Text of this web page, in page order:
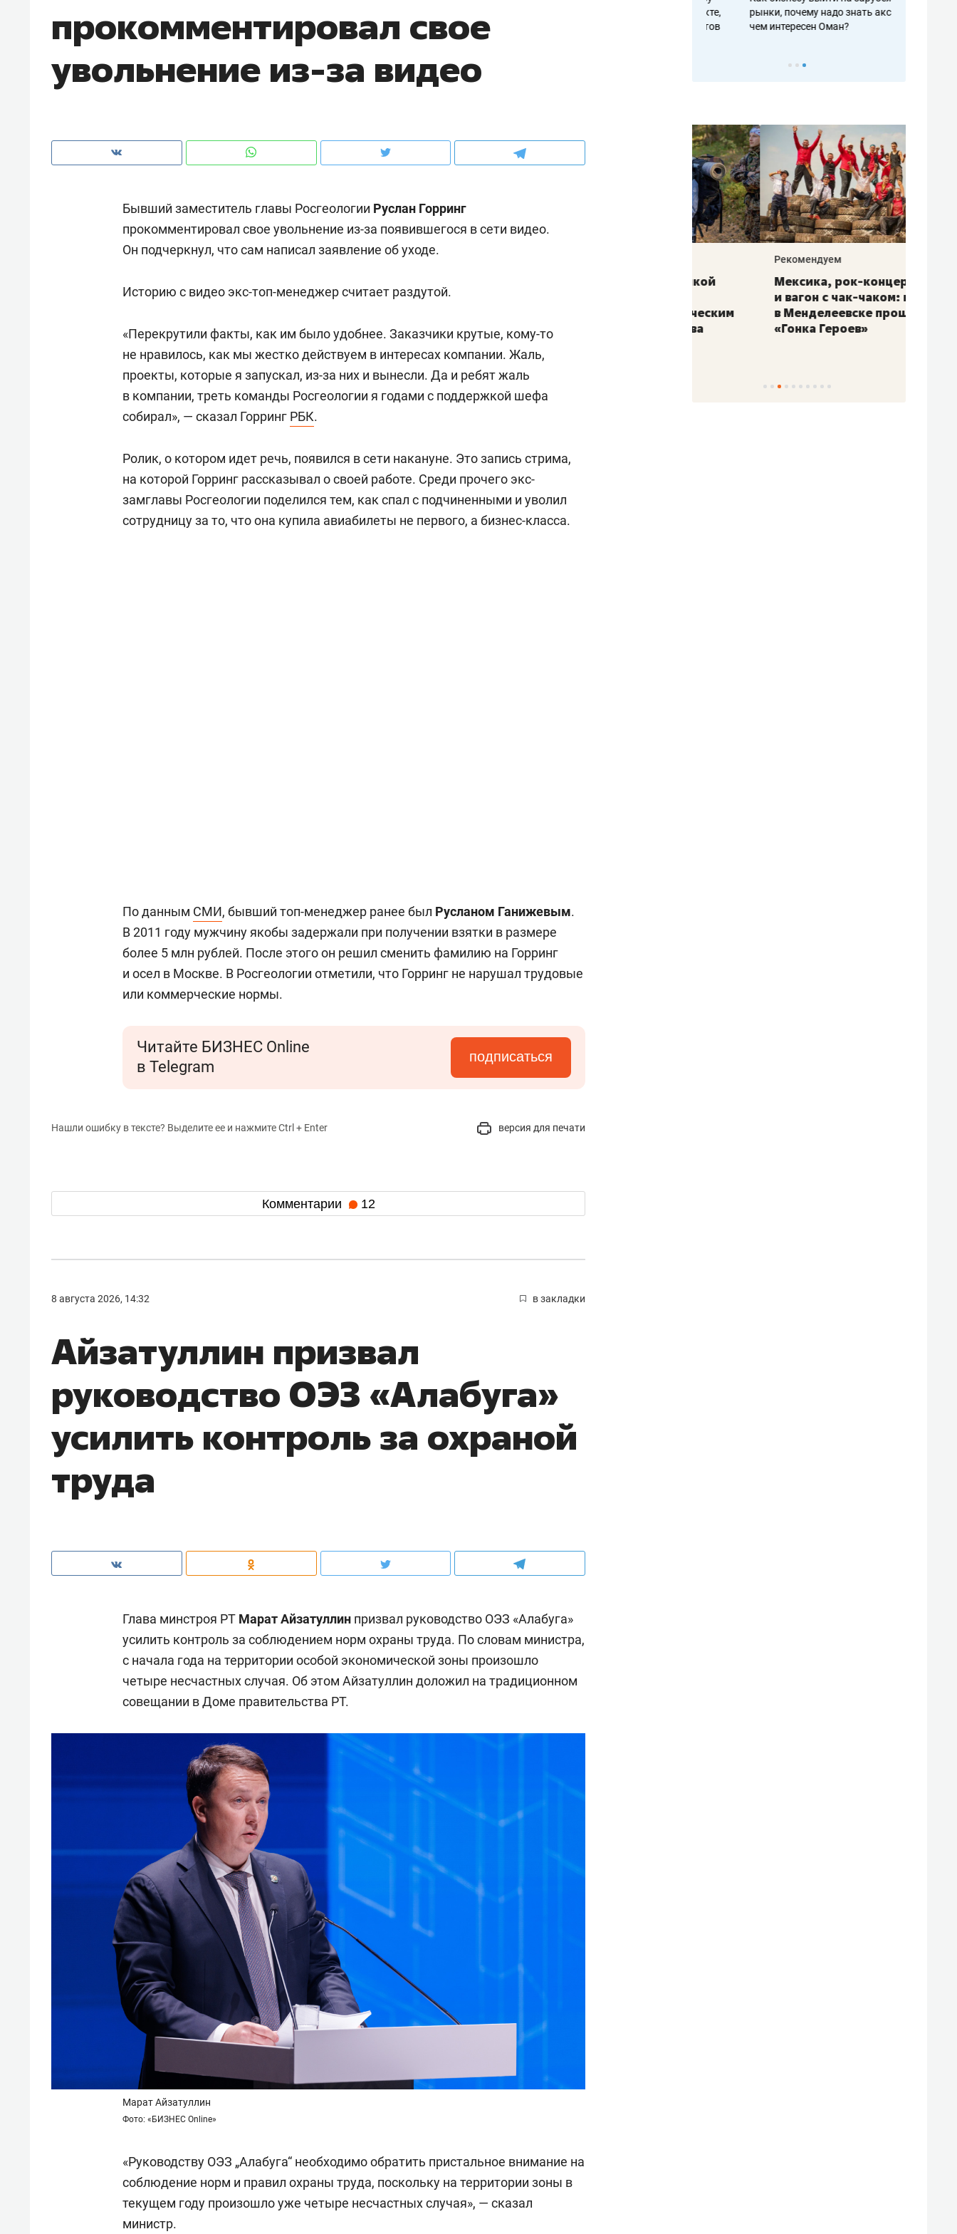
прокомментировал свое
увольнение из-за видео
Бывший заместитель главы Росгеологии Руслан Горринг
прокомментировал свое увольнение из-за появившегося в сети видео.
Он подчеркнул, что сам написал заявление об уходе.
Историю с видео экс-топ-менеджер считает раздутой.
«Перекрутили факты, как им было удобнее. Заказчики крутые, кому-то
не нравилось, как мы жестко действуем в интересах компании. Жаль,
проекты, которые я запускал, из-за них и вынесли. Да и ребят жаль
в компании, треть команды Росгеологии я годами с поддержкой шефа
собирал», — сказал Горринг РБК.
Ролик, о котором идет речь, появился в сети накануне. Это запись стрима,
на которой Горринг рассказывал о своей работе. Среди прочего экс-
замглавы Росгеологии поделился тем, как спал с подчиненными и уволил
сотрудницу за то, что она купила авиабилеты не первого, а бизнес-класса.
По данным СМИ, бывший топ-менеджер ранее был Русланом Ганижевым.
В 2011 году мужчину якобы задержали при получении взятки в размере
более 5 млн рублей. После этого он решил сменить фамилию на Горринг
и осел в Москве. В Росгеологии отметили, что Горринг не нарушал трудовые
или коммерческие нормы.
Читайте БИЗНЕС Online
в Telegram
подписаться
Нашли ошибку в тексте? Выделите ее и нажмите Ctrl + Enter версия для печати
Комментарии 12
8 августа 2026, 14:32 в закладки
Айзатуллин призвал
руководство ОЭЗ «Алабуга»
усилить контроль за охраной
труда
Глава минстроя РТ Марат Айзатуллин призвал руководство ОЭЗ «Алабуга»
усилить контроль за соблюдением норм охраны труда. По словам министра,
с начала года на территории особой экономической зоны произошло
четыре несчастных случая. Об этом Айзатуллин доложил на традиционном
совещании в Доме правительства РТ.
Марат Айзатуллин
Фото: «БИЗНЕС Online»
«Руководству ОЭЗ „Алабуга“ необходимо обратить пристальное внимание на
соблюдение норм и правил охраны труда, поскольку на территории зоны в
текущем году произошло уже четыре несчастных случая», — сказал
министр.
чем интересен Оман?
клиентах и чудных запросах мастеров
рынки, почему надо знать аксакалов и
чем интересен Оман?
создают оазис жилого
ID вместо ключа: какой будет
состоянием как основа
антихрупких команд
Мексика, рок-концерт
и вагон с чак-чаком: как
в Менделеевске прошла
«Гонка Героев»